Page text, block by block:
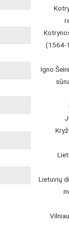
(1564-
Igno
Lietuvių